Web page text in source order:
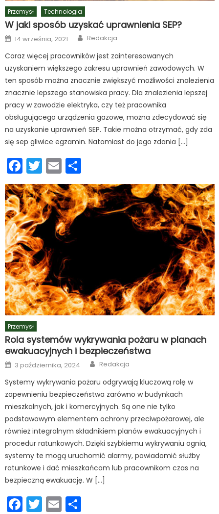
Przemysł Technologia
W jaki sposób uzyskać uprawnienia SEP?
Posted
on
14 września, 2021 Author
Redakcja
Coraz więcej pracowników jest zainteresowanych
uzyskaniem większego zakresu uprawnień zawodowych. W
ten sposób można znacznie zwiększyć możliwości znalezienia
znacznie lepszego stanowiska pracy. Dla znalezienia lepszej
pracy w zawodzie elektryka, czy też pracownika
obsługującego urządzenia gazowe, można zdecydować się
na uzyskanie uprawnień SEP. Takie można otrzymać, gdy zda
się sep gliwice egzamin. Natomiast do jego zdania […]
Facebook
Twitter
Email
się
Przemysł
Rola systemów wykrywania pożaru w planach
ewakuacyjnych i bezpieczeństwa
Posted
on
3 października, 2024 Author
Redakcja
Systemy wykrywania pożaru odgrywają kluczową rolę w
zapewnieniu bezpieczeństwa zarówno w budynkach
mieszkalnych, jak i komercyjnych. Są one nie tylko
podstawowym elementem ochrony przeciwpożarowej, ale
również integralnym składnikiem planów ewakuacyjnych i
procedur ratunkowych. Dzięki szybkiemu wykrywaniu ognia,
systemy te mogą uruchomić alarmy, powiadomić służby
ratunkowe i dać mieszkańcom lub pracownikom czas na
bezpieczną ewakuację. W […]
Facebook
Twitter
Email